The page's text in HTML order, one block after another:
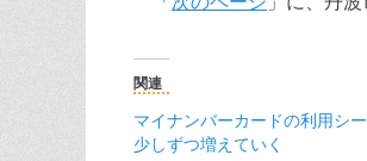
関連
マイナンバーカードの利用シ
少しずつ増えていく